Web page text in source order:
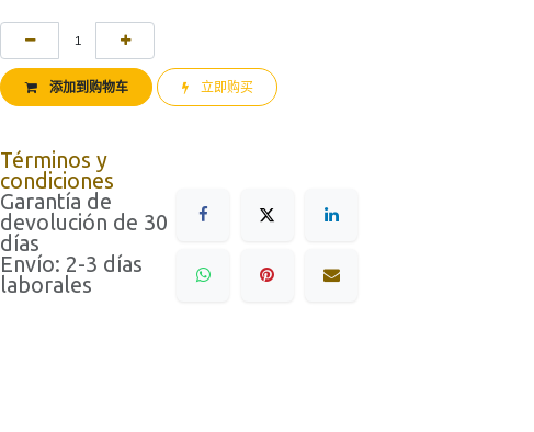
添加到购物车 立即购买
Términos y
condiciones
Garantía de
devolución de 30
días
Envío: 2-3 días
laborales